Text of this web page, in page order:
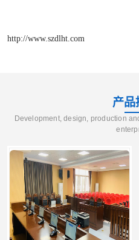
http://www.szdlht.com
产品
Development, design, production